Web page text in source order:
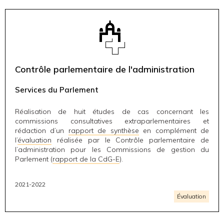
Contrôle parlementaire de l'administration
Services du Parlement
Réalisation de huit études de cas concernant les
commissions consultatives extraparlementaires et
rédaction d’un rapport de synthèse en complément de
l’évaluation réalisée par le Contrôle parlementaire de
l’administration pour les Commissions de gestion du
Parlement (rapport de la CdG-E).
2021-2022
Évaluation